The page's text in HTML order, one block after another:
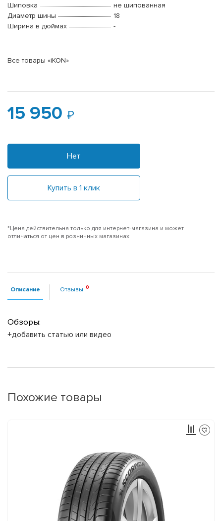
Шиповка
не шипованная
Диаметр шины
18
Ширина в дюймах
-
Все товары «iKON»
15 950
Нет
Купить в 1 клик
*Цена действительна только для интернет-магазина и может
отличаться от цен в розничных магазинах
Описание Отзывы
Обзоры:
+добавить статью или видео
Похожие товары